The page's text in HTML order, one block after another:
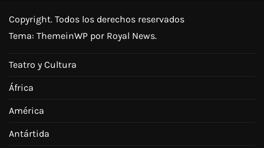
Copyright. Todos los derechos reservados
Tema: ThemeinWP por Royal News.
Teatro y Cultura
África
América
Antártida